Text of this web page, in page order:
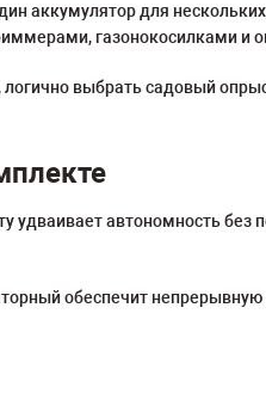
аккумулятор для
газонокосилками и
логично выбрать садовый
автономность
обеспечит